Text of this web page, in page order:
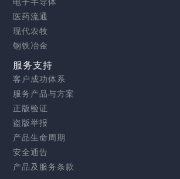
医药流通
现代农牧
钢铁冶金
服务支持
客户成功体系
服务产品与方案
正版验证
盗版举报
产品生命周期
安全通告
产品及服务条款